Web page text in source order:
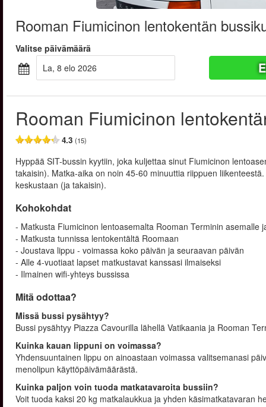
Rooman Fiumicinon lentokentän
Valitse päivämäärä
la, 8 elo 2026
Rooman Fiumicinon
4.3 (15)
Hyppää SIT-bussin kyytiin, joka kuljettaa sinut Fiumicinon
takaisin). Matka-aika on noin 45-60 minuuttia riippuen
keskustaan (ja takaisin).
Kohokohdat
- Matkusta Fiumicinon lentoasemalta Rooman Terminin asemalle
- Matkusta tunnissa lentokentältä Roomaan
- Joustava lippu - voimassa koko päivän ja seuraavan päivän
- Alle 4-vuotiaat lapset matkustavat kanssasi ilmaiseksi
- Ilmainen wifi-yhteys bussissa
Mitä odottaa?
Missä bussi pysähtyy?
Bussi pysähtyy Piazza Cavourilla lähellä Vatikaania ja Rooman
Kuinka kauan lippuni on voimassa?
Yhdensuuntainen lippu on ainoastaan voimassa valitsemanasi
menolipun käyttöpäivämäärästä.
Kuinka paljon voin tuoda matkatavaroita bussiin?
Voit tuoda kaksi 20 kg matkalaukkua ja yhden käsimatkatavaran